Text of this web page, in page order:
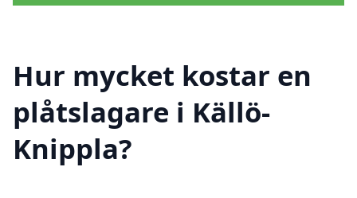
Hur mycket kostar en
plåtslagare i Källö-
Knippla?